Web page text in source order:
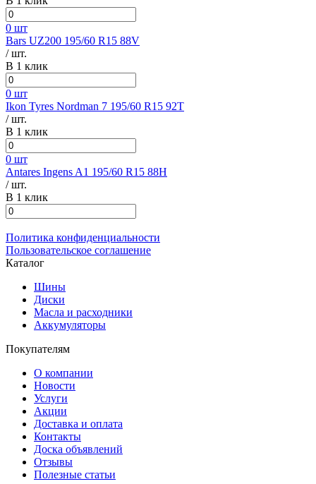
0 шт
Bars UZ200 195/60 R15 88V
/ шт.
В 1 клик
0 шт
Ikon Tyres Nordman 7 195/60 R15 92T
/ шт.
В 1 клик
0 шт
Antares Ingens A1 195/60 R15 88H
/ шт.
В 1 клик
Политика конфиденциальности
Пользовательское соглашение
Каталог
Шины
Диски
Масла и расходники
Аккумуляторы
Покупателям
О компании
Новости
Услуги
Акции
Доставка и оплата
Контакты
Доска объявлений
Отзывы
Полезные статьи